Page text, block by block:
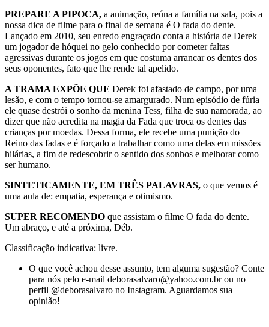
PREPARE A PIPOCA, a animação, reúna a família na sala, pois a
nossa dica de filme para o final de semana é O fada do dente.
Lançado em 2010, seu enredo engraçado conta a história de Derek
um jogador de hóquei no gelo conhecido por cometer faltas
agressivas durante os jogos em que costuma arrancar os dentes dos
seus oponentes, fato que lhe rende tal apelido.
A TRAMA EXPÕE QUE Derek foi afastado de campo, por uma
lesão, e com o tempo tornou-se amargurado. Num episódio de fúria
ele quase destrói o sonho da menina Tess, filha de sua namorada, ao
dizer que não acredita na magia da Fada que troca os dentes das
crianças por moedas. Dessa forma, ele recebe uma punição do
Reino das fadas e é forçado a trabalhar como uma delas em missões
hilárias, a fim de redescobrir o sentido dos sonhos e melhorar como
ser humano.
SINTETICAMENTE, EM TRÊS PALAVRAS, o que vemos é
uma aula de: empatia, esperança e otimismo.
SUPER RECOMENDO que assistam o filme O fada do dente.
Um abraço, e até a próxima, Déb.
Classificação indicativa: livre.
O que você achou desse assunto, tem alguma sugestão? Conte
para nós pelo e-mail deborasalvaro@yahoo.com.br ou no
perfil @deborasalvaro no Instagram. Aguardamos sua
opinião!